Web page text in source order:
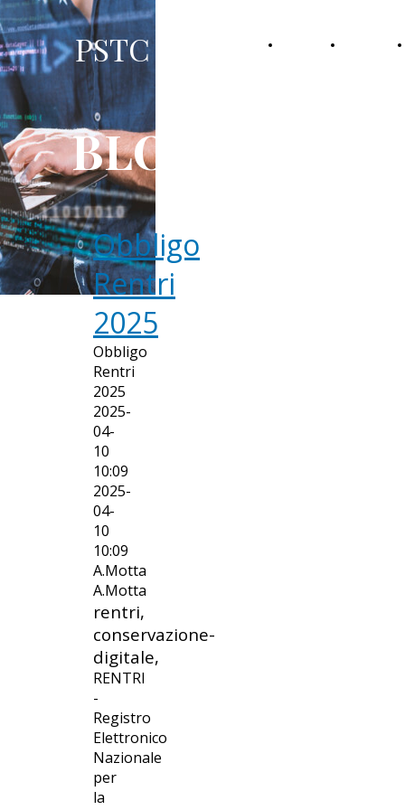
PSTC srl
BLOG
Obbligo
Rentri
2025
Obbligo
Rentri
2025
2025-
04-
10
10:09
2025-
04-
10
10:09
A.Motta
A.Motta
rentri,
conservazione-
digitale,
RENTRI
-
Registro
Elettronico
Nazionale
per
la